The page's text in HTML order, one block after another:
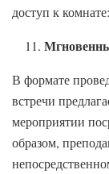
доступ к
В формате
встречи
мероприятии
образом,